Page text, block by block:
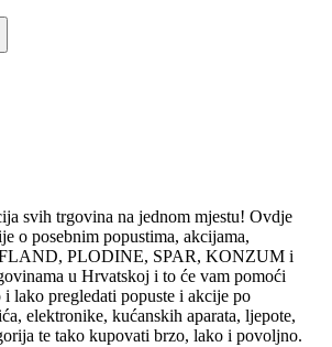
svih trgovina na jednom mjestu! Ovdje
o posebnim popustima, akcijama,
PLODINE, SPAR, KONZUM i
u Hrvatskoj i to će vam pomoći
lako pregledati popuste i akcije po
elektronike, kućanskih aparata, ljepote,
te tako kupovati brzo, lako i povoljno.